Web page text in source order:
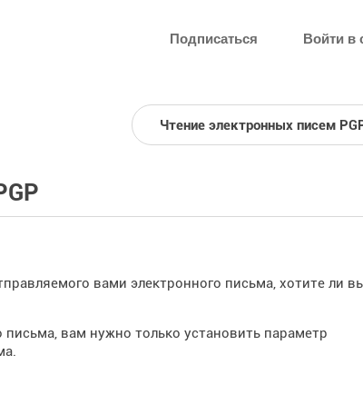
Подписаться Войти в
Чтение электронных писем
вами электронного письма, хотите ли
вам нужно только установить параметр